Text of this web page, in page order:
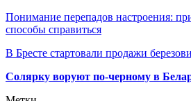
Понимание перепадов настроения:
способы справиться
В Бресте стартовали продажи
Солярку воруют по-черному в